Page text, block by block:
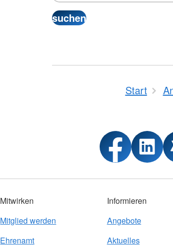
Start
Mitwirken
Mitglied werden
Ehrenamt
Informieren
Angebote
Aktuelles